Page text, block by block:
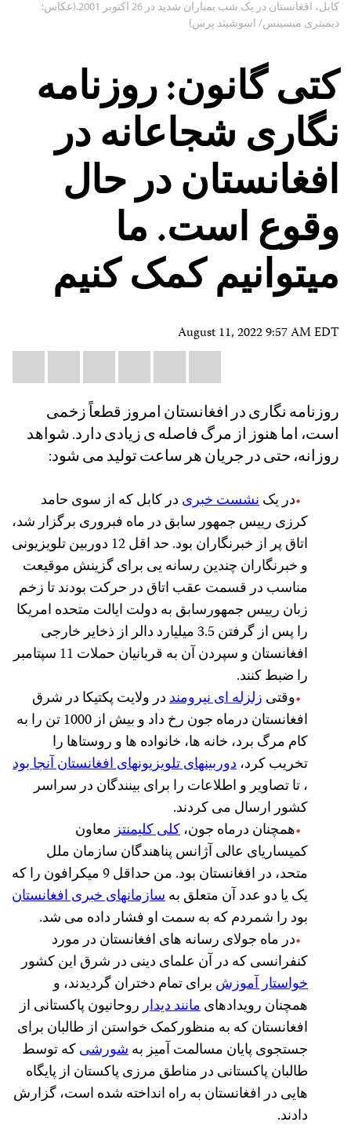
کابل، افغانستان در یک شب بمباران شدید در 26 اکتوبر 2001.(عکاس:
دیمیتری میسینس/ اسوشیتد پرس)
کتی گانون: روزنامه
نگاری شجاعانه در
افغانستان در حال
وقوع است. ما
میتوانیم کمک کنیم
August 11, 2022 9:57 AM EDT
روزنامه نگاری در افغانستان امروز قطعاً زخمی
است، اما هنوز از مرگ فاصله ی زیادی دارد. شواهد
روزانه، حتی در جریان هر ساعت تولید می شود:
در یکنشست خبری در کابل که از سوی حامد
کرزی رییس جمهور سابق در ماه فبروری برگزار شد،
اتاق پر از خبرنگاران بود. حد اقل 12 دوربین تلویزیونی
و خبرنگاران چندین رسانه یی برای گزینش موقیعت
مناسب در قسمت عقب اتاق در حرکت بودند تا زخم
زبان رییس جمهورسابق به دولت ایالت متحده امریکا
را پس از گرفتن 3.5 میلیارد دالر از ذخایر خارجی
افغانستان و سپردن آن به قربانیان حملات 11 سپتامبر
را ضبط کنند.
وقتی زلزله ای نیرومنددر ولایت پکتیکا در شرق
افغانستان درماه جون رخ داد و بیش از 1000 تن را به
کام مرگ برد، خانه ها، خانواده ها و روستاها را
تخریب کرد، دوربینهای تلویزیونهای افغانستان آنجا بود
، تا تصاویر و اطلاعات را برای بینندگان در سراسر
کشور ارسال می کردند.
همچنان درماه جون، کلی کلیمنتزمعاون
کمیساریای عالی آژانس پناهندگان سازمان ملل
متحد، در افغانستان بود. من حداقل 9 میکرافون را که
یک یا دو عدد آن متعلق بهسازمانهای خبری افغانستان
بود را شمردم که به سمت او فشار داده می شد.
در ماه جولای رسانه های افغانستان در مورد
کنفرانسی که در آن علمای دینی در شرق این کشور
خواستار آموزش برای تمام دختران گردیدند، و
همچنان رویدادهایمانند دیدارروحانیون پاکستانی از
افغانستان که به منظورکمک خواستن از طالبان برای
جستجوی پایان مسالمت آمیز بهشورشیکه توسط
طالبان پاکستانی در مناطق مرزی پاکستان از پایگاه
هایی در افغانستان به راه انداخته شده است، گزارش
دادند.